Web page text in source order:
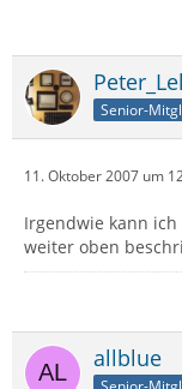
Senior-
11. Oktober 2007 um
Irgendwie kann
weiter oben
allblue